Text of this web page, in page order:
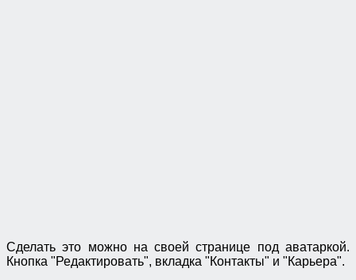
Сделать это можно на своей странице под аватаркой.
Кнопка "Редактировать", вкладка "Контакты" и "Карьера".